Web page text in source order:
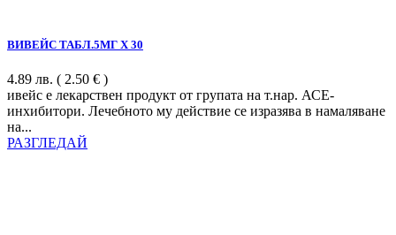
ВИВЕЙС ТАБЛ.5МГ Х 30
4.89 лв. ( 2.50 € )
ивейс е лекарствен продукт от групата на т.нар. АСЕ-
инхибитори. Лечебното му действие се изразява в намаляване
на...
РАЗГЛЕДАЙ